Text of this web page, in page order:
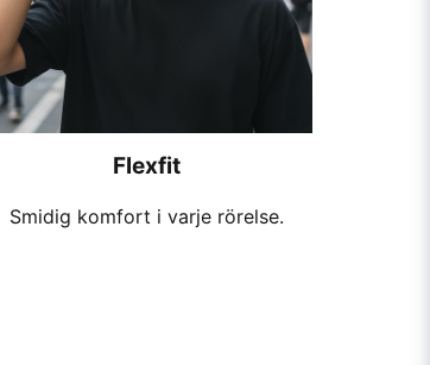
Flexfit
Smidig komfort i varje rörelse.